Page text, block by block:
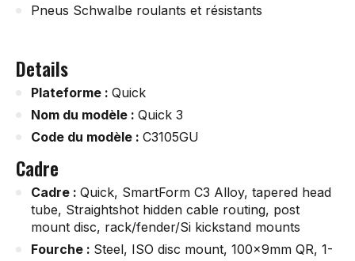
Pneus Schwalbe roulants et résistants
Details
Plateforme : Quick
Nom du modèle : Quick 3
Code du modèle : C3105GU
Cadre
Cadre : Quick, SmartForm C3 Alloy, tapered head
tube, Straightshot hidden cable routing, post
mount disc, rack/fender/Si kickstand mounts
Fourche : Steel, ISO disc mount, 100x9mm QR, 1-